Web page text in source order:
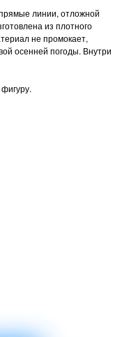
линии, отложной
из плотного
не промокает,
осенней погоды. Внутри